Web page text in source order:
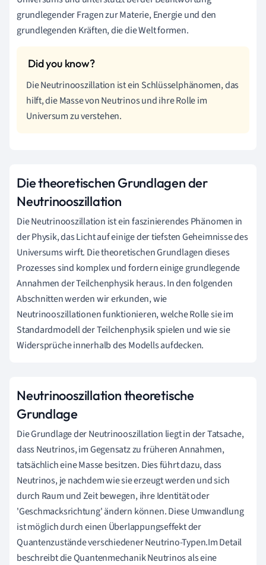
grundlegender Fragen zur Materie, Energie und den
grundlegenden Kräften, die die Welt formen.
Die Neutrinooszillation ist ein Schlüsselphänomen, das
hilft, die Masse von Neutrinos und ihre Rolle im
Universum zu verstehen.
Die theoretischen Grundlagen der
Neutrinooszillation
Die Neutrinooszillation ist ein faszinierendes Phänomen in
der Physik, das Licht auf einige der tiefsten Geheimnisse des
Universums wirft. Die theoretischen Grundlagen dieses
Prozesses sind komplex und fordern einige grundlegende
Annahmen der Teilchenphysik heraus. In den folgenden
Abschnitten werden wir erkunden, wie
Neutrinooszillationen funktionieren, welche Rolle sie im
Standardmodell der Teilchenphysik spielen und wie sie
Widersprüche innerhalb des Modells aufdecken.
Neutrinooszillation theoretische
Grundlage
Die Grundlage der Neutrinooszillation liegt in der Tatsache,
dass Neutrinos, im Gegensatz zu früheren Annahmen,
tatsächlich eine Masse besitzen. Dies führt dazu, dass
Neutrinos, je nachdem wie sie erzeugt werden und sich
durch Raum und Zeit bewegen, ihre Identität oder
'Geschmacksrichtung' ändern können. Diese Umwandlung
ist möglich durch einen Überlappungseffekt der
Quantenzustände verschiedener Neutrino-Typen.Im Detail
beschreibt die Quantenmechanik Neutrinos als eine